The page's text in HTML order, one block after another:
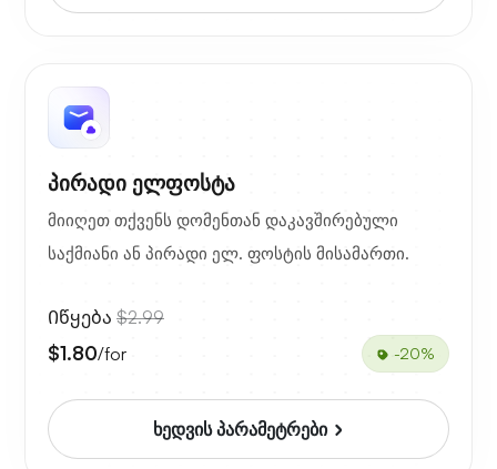
პირადი ელფოსტა
მიიღეთ თქვენს დომენთან დაკავშირებული
საქმიანი ან პირადი ელ. ფოსტის მისამართი.
Იწყება $2.99
$1.80/for -20%
ხედვის პარამეტრები